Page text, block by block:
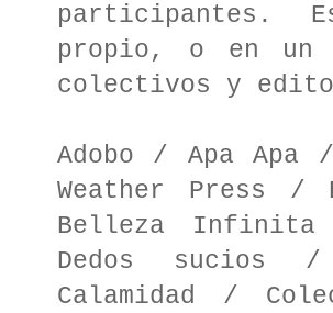
participantes.
propio, o en un
colectivos y
Adobo / Apa
Weather Press /
Belleza Infinita
Dedos sucios
Calamidad /